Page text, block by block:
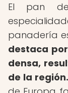
El pan
panadería
destaca
densa,
de la región.